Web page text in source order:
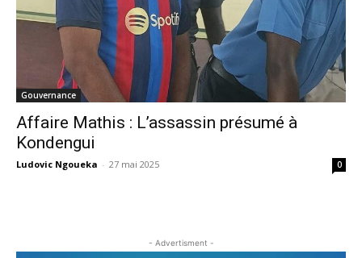
Gouvernance
Affaire Mathis : L’assassin présumé à
Kondengui
Ludovic Ngoueka - 27 mai 2025 0
- Advertisment -